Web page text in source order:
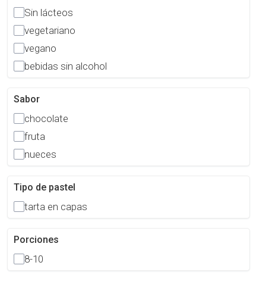
Sin lácteos
vegetariano
vegano
bebidas sin alcohol
Sabor
chocolate
fruta
nueces
Tipo de pastel
tarta en capas
Porciones
8-10